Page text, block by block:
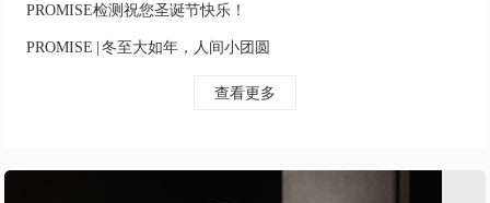
PROMISE检测祝您圣诞节快乐！
PROMISE | 冬至大如年，人间小团圆
查看更多